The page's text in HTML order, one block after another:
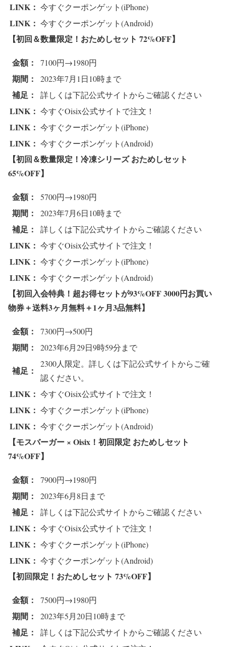
LINK： 今すぐクーポンゲット(iPhone)
LINK： 今すぐクーポンゲット(Android)
【初回＆数量限定！おためしセット 72%OFF】
金額： 7100円→1980円
期間： 2023年7月1日10時まで
補足： 詳しくは下記公式サイトからご確認ください
LINK： 今すぐOisix公式サイトで注文！
LINK： 今すぐクーポンゲット(iPhone)
LINK： 今すぐクーポンゲット(Android)
【初回＆数量限定！冷凍シリーズ おためしセット
65%OFF】
金額： 5700円→1980円
期間： 2023年7月6日10時まで
補足： 詳しくは下記公式サイトからご確認ください
LINK： 今すぐOisix公式サイトで注文！
LINK： 今すぐクーポンゲット(iPhone)
LINK： 今すぐクーポンゲット(Android)
【初回入会特典！超お得セットが93%OFF 3000円お買い
物券＋送料3ヶ月無料＋1ヶ月3品無料】
金額： 7300円→500円
期間： 2023年6月29日9時59分まで
補足：
2300人限定。詳しくは下記公式サイトからご確
認ください。
LINK： 今すぐOisix公式サイトで注文！
LINK： 今すぐクーポンゲット(iPhone)
LINK： 今すぐクーポンゲット(Android)
【モスバーガー × Oisix！初回限定 おためしセット
74%OFF】
金額： 7900円→1980円
期間： 2023年6月8日まで
補足： 詳しくは下記公式サイトからご確認ください
LINK： 今すぐOisix公式サイトで注文！
LINK： 今すぐクーポンゲット(iPhone)
LINK： 今すぐクーポンゲット(Android)
【初回限定！おためしセット 73%OFF】
金額： 7500円→1980円
期間： 2023年5月20日10時まで
補足： 詳しくは下記公式サイトからご確認ください